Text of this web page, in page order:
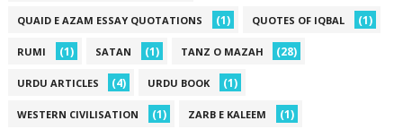
QUAID E AZAM ESSAY QUOTATIONS (1) QUOTES OF IQBAL (1)
RUMI (1) SATAN (1) TANZ O MAZAH (28)
URDU ARTICLES (4) URDU BOOK (1)
WESTERN CIVILISATION (1) ZARB E KALEEM (1)